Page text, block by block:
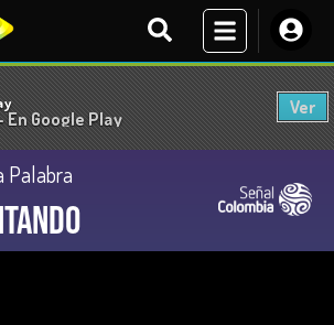
En Google Play
Ver
Palabra